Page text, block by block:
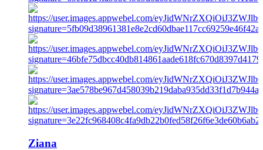
Ziana